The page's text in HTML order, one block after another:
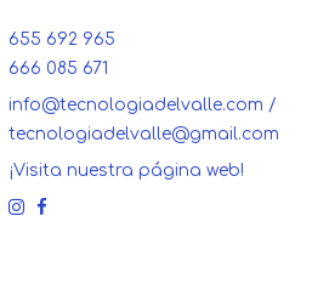
655 692 965
666 085 671
info@tecnologiadelvalle.com /
tecnologiadelvalle@gmail.com
¡Visita nuestra página web!